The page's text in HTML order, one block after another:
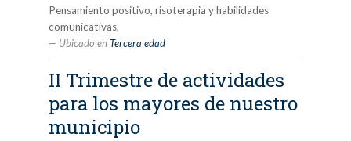
Pensamiento positivo, risoterapia y habilidades
comunicativas,
Ubicado en Tercera edad
II Trimestre de actividades
para los mayores de nuestro
municipio